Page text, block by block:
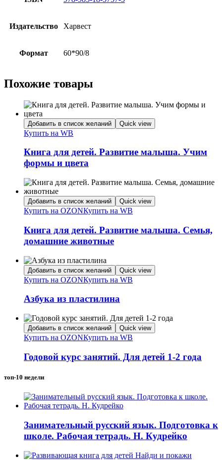
Издательство Харвест
Формат 60*90/8
Похожие товары
Добавить в список желаний Quick view
Купить на WB
Книга для детей. Развитие малыша. Учим
формы и цвета
Добавить в список желаний Quick view
Купить на OZONКупить на WB
Книга для детей. Развитие малыша. Семья,
домашние животные
Добавить в список желаний Quick view
Купить на OZONКупить на WB
Азбука из пластилина
Добавить в список желаний Quick view
Купить на OZONКупить на WB
Годовой курс занятий. Для детей 1-2 года
топ-10 недели
Занимательный русский язык. Подготовка к
школе. Рабочая тетрадь. Н. Кудрейко